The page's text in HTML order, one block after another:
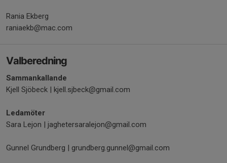
Rania Ekberg
raniaekb@mac.com
Valberedning
Sammankallande
Kjell Sjöbeck | kjell.sjbeck@gmail.com
Ledamöter
Sara Lejon | jaghetersaralejon@gmail.com
Gunnel Grundberg | grundberg.gunnel@gmail.com